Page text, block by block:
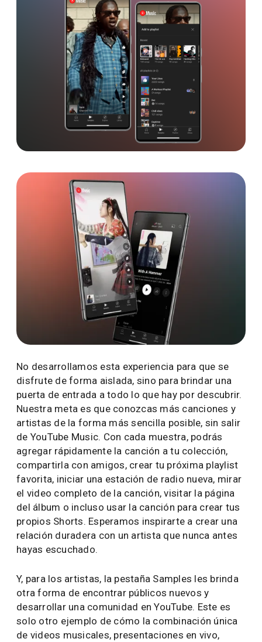
No desarrollamos esta experiencia para que se
disfrute de forma aislada, sino para brindar una
puerta de entrada a todo lo que hay por descubrir.
Nuestra meta es que conozcas más canciones y
artistas de la forma más sencilla posible, sin salir
de YouTube Music. Con cada muestra, podrás
agregar rápidamente la canción a tu colección,
compartirla con amigos, crear tu próxima playlist
favorita, iniciar una estación de radio nueva, mirar
el video completo de la canción, visitar la página
del álbum o incluso usar la canción para crear tus
propios Shorts. Esperamos inspirarte a crear una
relación duradera con un artista que nunca antes
hayas escuchado.
Y, para los artistas, la pestaña Samples les brinda
otra forma de encontrar públicos nuevos y
desarrollar una comunidad en YouTube. Este es
solo otro ejemplo de cómo la combinación única
de videos musicales, presentaciones en vivo,